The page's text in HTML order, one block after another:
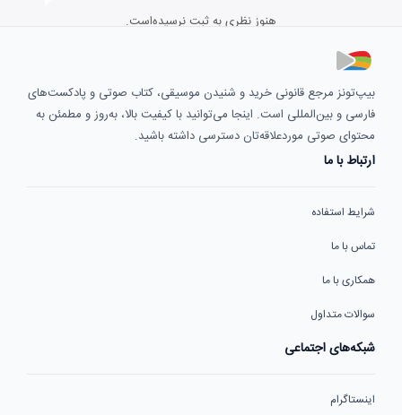
هنوز نظری به ثبت نرسیده‌است.
بیپ‌تونز مرجع قانونی خرید و شنیدن موسیقی، کتاب صوتی و پادکست‌های
فارسی و بین‌المللی است. اینجا می‌توانید با کیفیت بالا، به‌روز و مطمئن به
محتوای صوتی موردعلاقه‌تان دسترسی داشته باشید.
ارتباط با ما
شرایط استفاده
تماس با ما
همکاری با ما
سوالات متداول
شبکه‌های اجتماعی
اینستاگرام